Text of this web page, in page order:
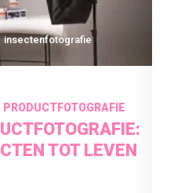
insectenfotografie
PRODUCTFOTOGRAFIE
TOT LEVEN